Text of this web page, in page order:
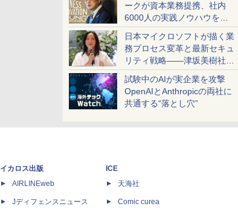
ークが資本業務提携、社内
6000人の実践ノウハウを生
かした「AI商談記録 for
RICOH」を展開へ
日本マイクロソフトが描く業
務プロセス変革と最新セキュ
リティ戦略――津坂美樹社長
が2027年度戦略を説明
試験中のAIが実企業を攻撃
OpenAIとAnthropicの両社に
共通する“落とし穴”
イカロス出版
AIRLINEweb
Jディフェンスニュース
ICE
天海社
Comic curea